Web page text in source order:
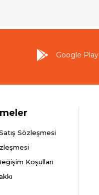
Google Play
Sözleşmesi
Koşulları